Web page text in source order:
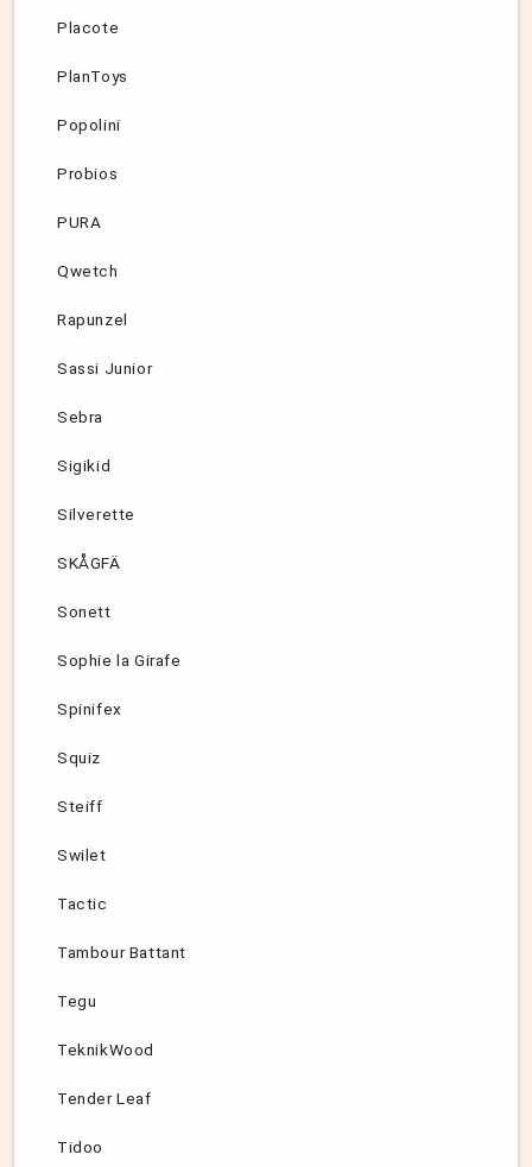
Placote
PlanToys
Popolini
Probios
PURA
Qwetch
Rapunzel
Sassi Junior
Sebra
Sigikid
Silverette
SKÅGFÄ
Sonett
Sophie la Girafe
Spinifex
Squiz
Steiff
Swilet
Tactic
Tambour Battant
Tegu
TeknikWood
Tender Leaf
Tidoo